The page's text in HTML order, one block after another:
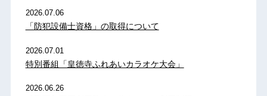
2026.07.06
「防犯設備士資格」の取得について
2026.07.01
特別番組「皇徳寺ふれあいカラオケ大会」
2026.06.26